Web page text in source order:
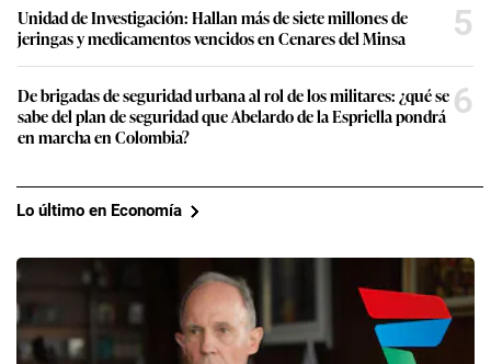
Unidad de Investigación: Hallan más de siete millones de
jeringas y medicamentos vencidos en Cenares del Minsa
5
De brigadas de seguridad urbana al rol de los militares: ¿qué se
sabe del plan de seguridad que Abelardo de la Espriella pondrá
en marcha en Colombia?
6
Lo último en Economía